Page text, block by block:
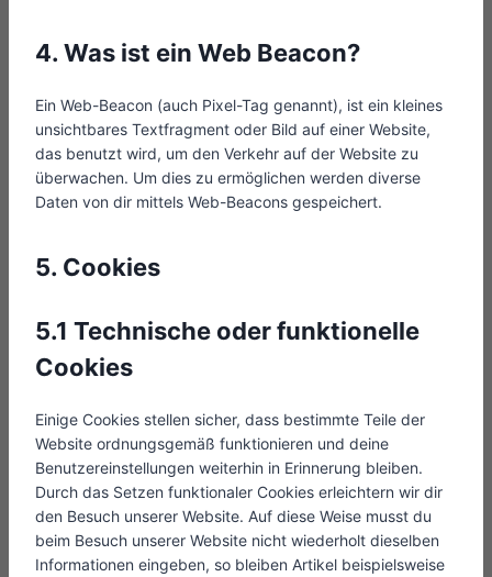
4. Was ist ein Web Beacon?
Ein Web-Beacon (auch Pixel-Tag genannt), ist ein kleines
unsichtbares Textfragment oder Bild auf einer Website,
das benutzt wird, um den Verkehr auf der Website zu
überwachen. Um dies zu ermöglichen werden diverse
Daten von dir mittels Web-Beacons gespeichert.
5. Cookies
5.1 Technische oder funktionelle
Cookies
Einige Cookies stellen sicher, dass bestimmte Teile der
Website ordnungsgemäß funktionieren und deine
Benutzereinstellungen weiterhin in Erinnerung bleiben.
Durch das Setzen funktionaler Cookies erleichtern wir dir
den Besuch unserer Website. Auf diese Weise musst du
beim Besuch unserer Website nicht wiederholt dieselben
Informationen eingeben, so bleiben Artikel beispielsweise